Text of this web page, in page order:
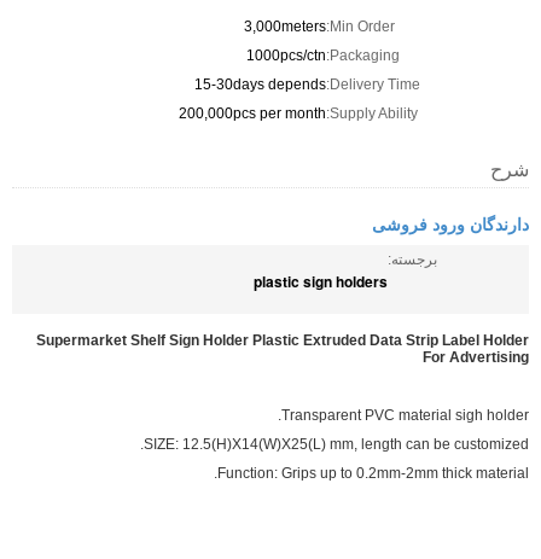
Min Order:
3,000meters
Packaging:
1000pcs/ctn
Delivery Time:
15-30days depends
Supply Ability:
200,000pcs per month
شرح
دارندگان ورود فروشی
برجسته:
plastic sign holders
Supermarket Shelf Sign Holder Plastic Extruded Data Strip Label Holder
For Advertising
Transparent PVC material sigh holder.
SIZE: 12.5(H)X14(W)X25(L) mm, length can be customized.
Function: Grips up to 0.2mm-2mm thick material.